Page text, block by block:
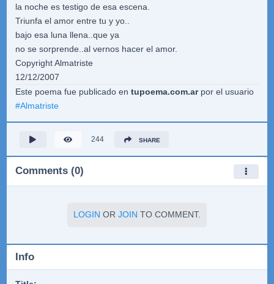
la noche es testigo de esa escena.
Triunfa el amor entre tu y yo..
bajo esa luna llena..que ya
no se sorprende..al vernos hacer el amor.
Copyright Almatriste
12/12/2007
Este poema fue publicado en tupoema.com.arpor el usuario
#Almatriste
244 SHARE
Comments (0)
LOGIN OR JOIN TO COMMENT.
Info